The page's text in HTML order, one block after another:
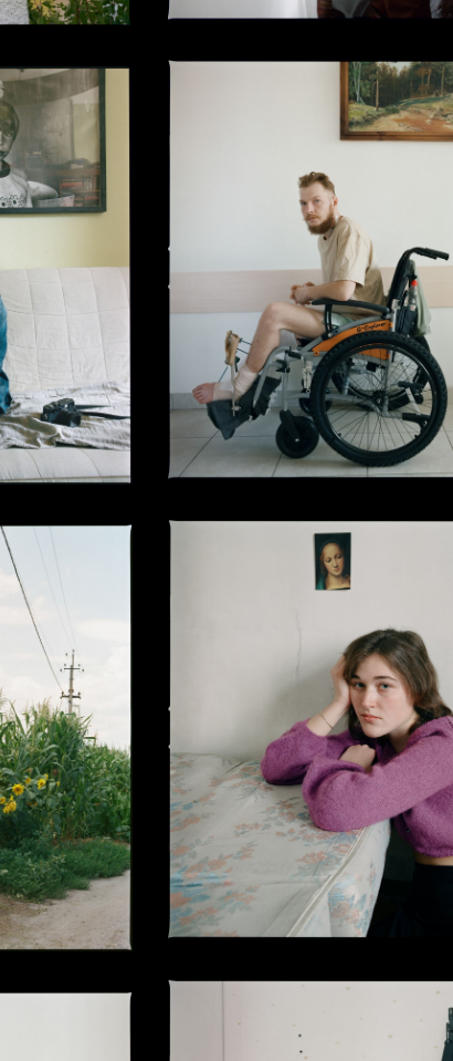
— 2023
Берлін — 2023
Велика Британія — 2022
К41, Київ — 2021
виставка у
2020
вKooperativkyiv /